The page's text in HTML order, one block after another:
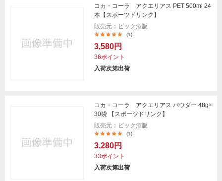
コカ・コーラ アクエリアス PET 500ml 24
本【スポーツドリンク】
販売元：ビック酒販
(1)
3,580円
36ポイント
入荷次第出荷
コカ・コーラ アクエリアス パウダー 48g×
30袋 【スポーツドリンク】
販売元：ビック酒販
(1)
3,280円
33ポイント
入荷次第出荷